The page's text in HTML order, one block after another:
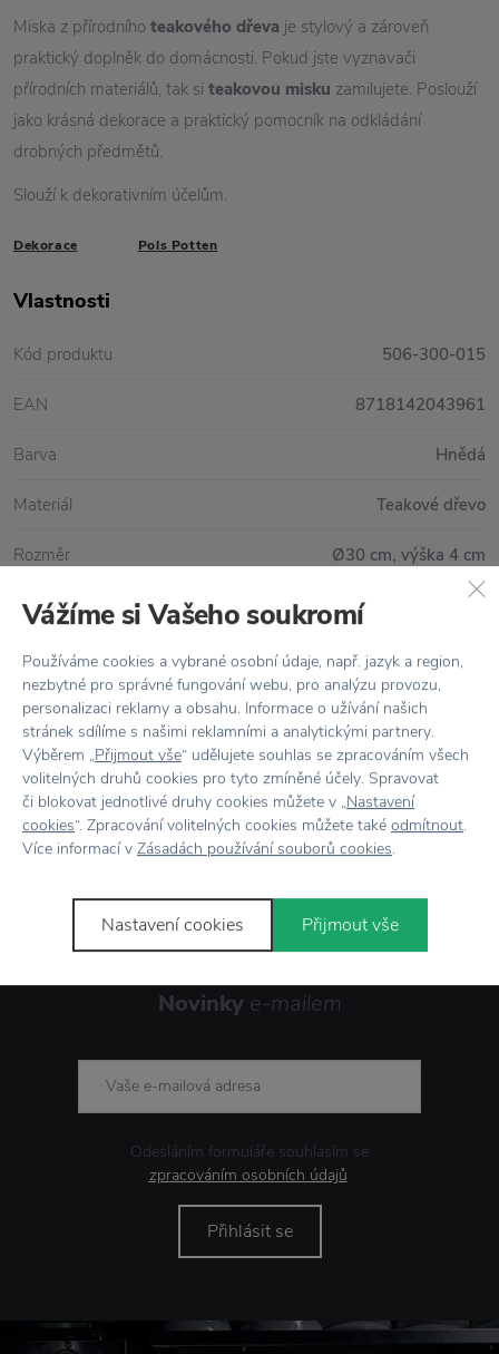
Vše skladem,odesíláme ihned
Doprava zdarmanad 2 000 Kč
Vrácení zboží do 30 dnů
7500+ produktůna výběr
Showroomve Zlíně
Miska z přírodního teakového dřeva je stylový a zároveň
praktický doplněk do domácnosti. Pokud jste vyznavači
přírodních materiálů, tak si teakovou misku zamilujete. Poslouží
jako krásná dekorace a praktický pomocník na odkládání
drobných předmětů.
Slouží k dekorativním účelům.
Dekorace Pols Potten
Vlastnosti
Kód produktu 506-300-015
EAN 8718142043961
Barva Hnědá
Materiál Teakové dřevo
Rozměr Ø30 cm, výška 4 cm
Novinky e-mailem
Odesláním formuláře souhlasím se
zpracováním osobních údajů.
Přihlásit se
Vážíme si Vašeho soukromí
Používáme cookies a vybrané osobní údaje, např. jazyk a region,
nezbytné pro správné fungování webu, pro analýzu provozu,
personalizaci reklamy a obsahu. Informace o užívání našich
stránek sdílíme s našimi reklamními a analytickými partnery.
Výběrem „Přijmout vše“ udělujete souhlas se zpracováním všech
volitelných druhů cookies pro tyto zmíněné účely. Spravovat
či blokovat jednotlivé druhy cookies můžete v „Nastavení
cookies“. Zpracování volitelných cookies můžete také odmítnout.
Více informací v Zásadách používání souborů cookies.
Nastavení cookies Přijmout vše